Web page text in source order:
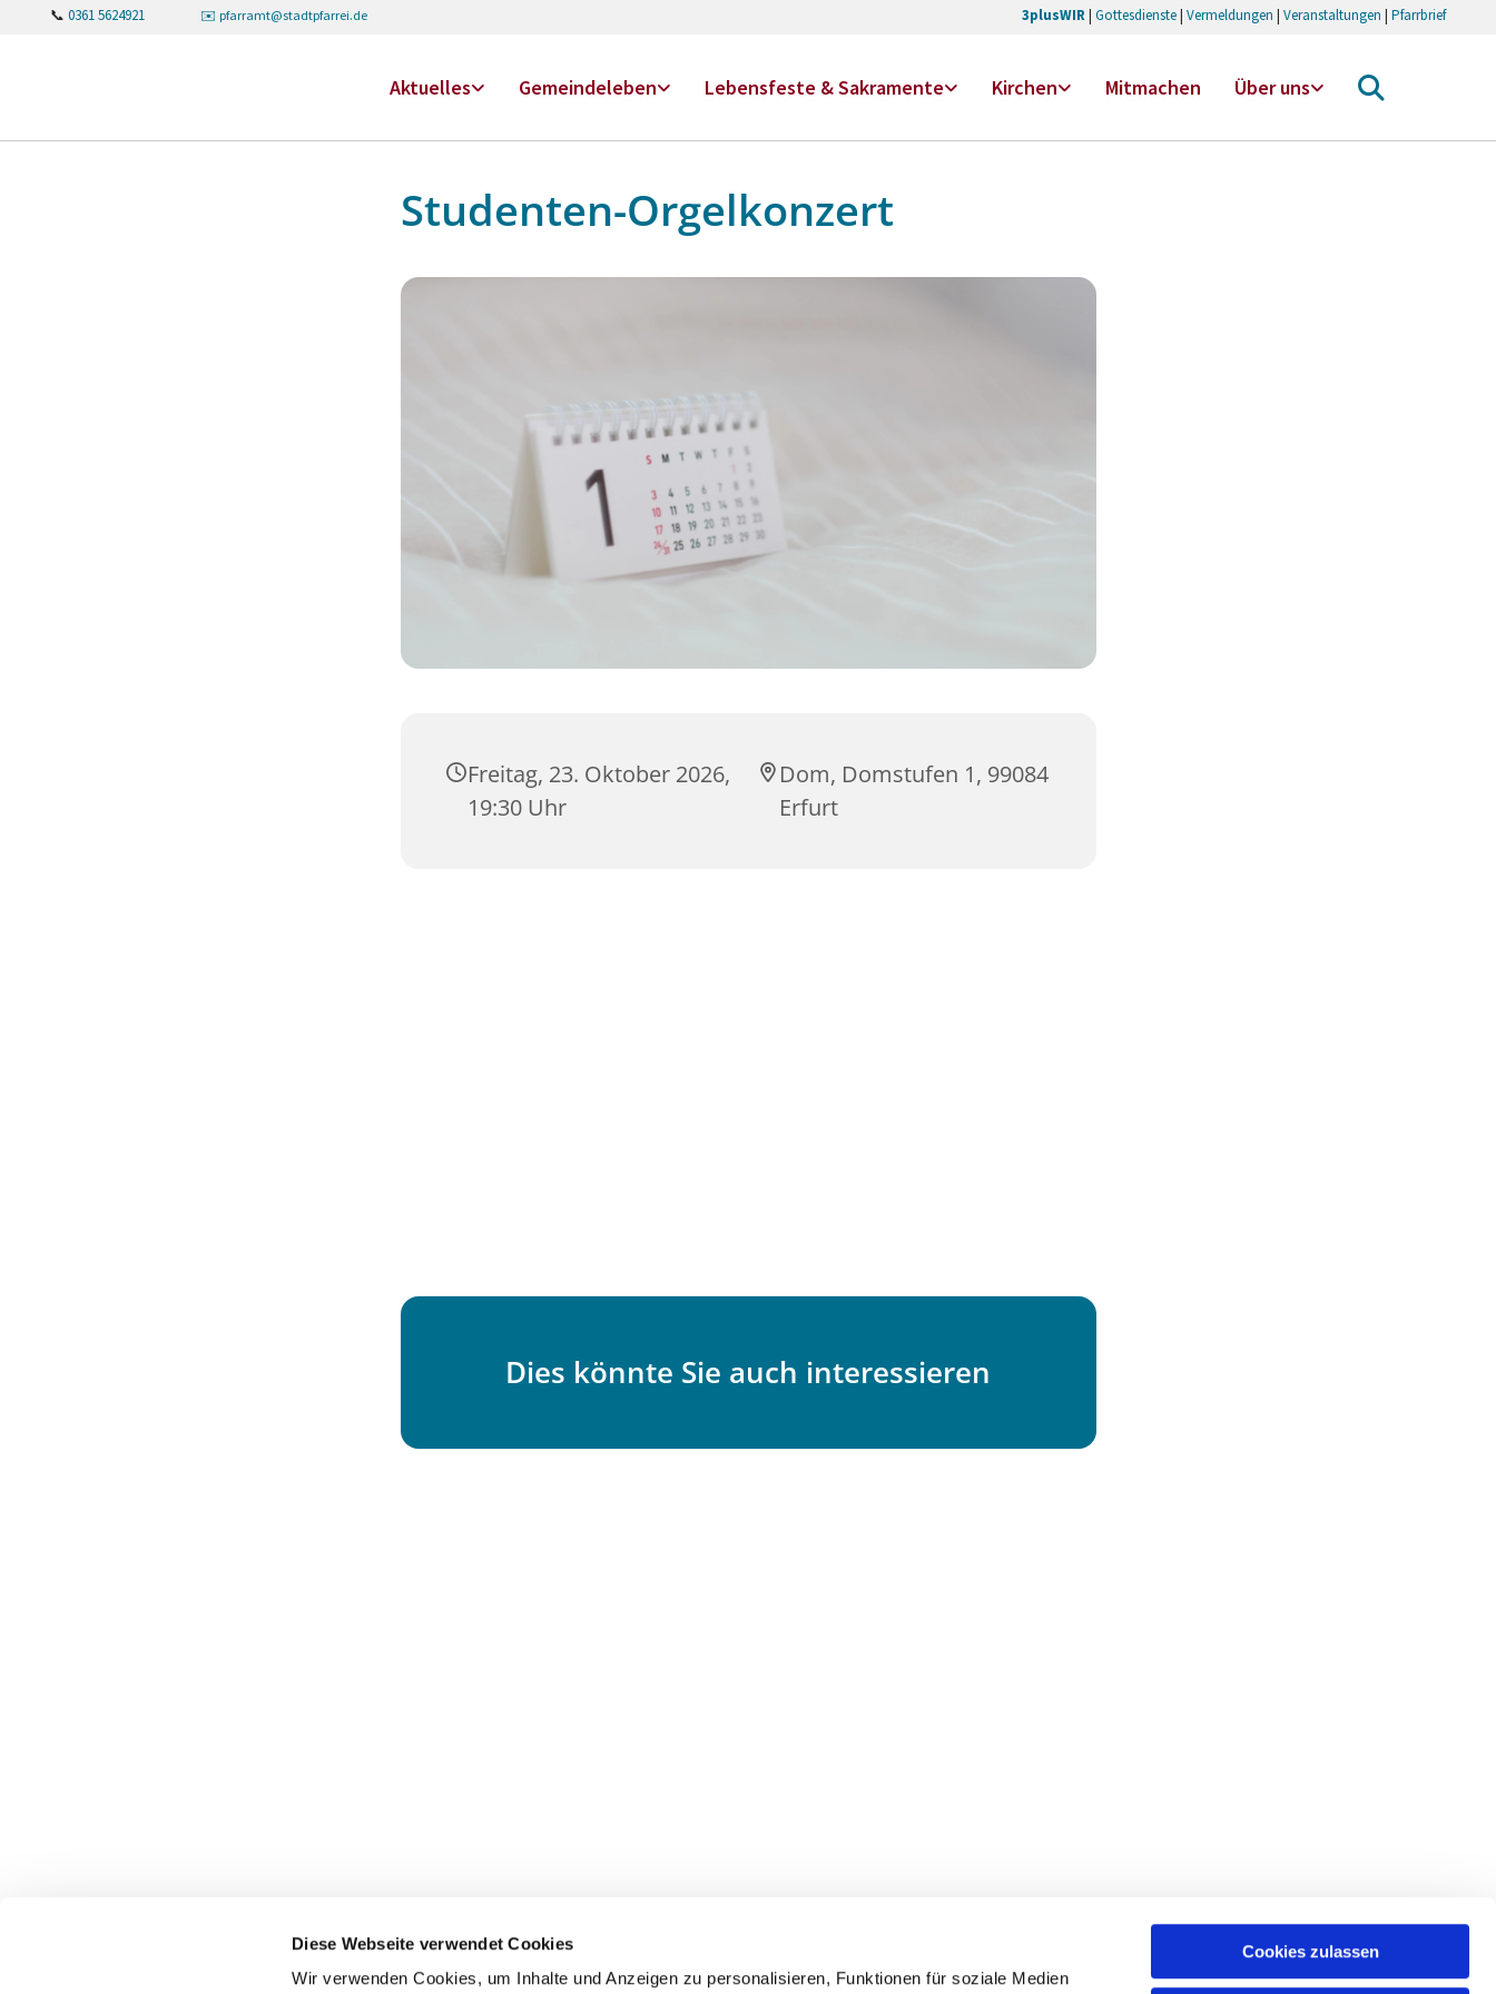
Diese Webseite verwendet Cookies
Wir verwenden Cookies, um Inhalte und Anzeigen zu personalisieren, Funktionen für soziale Medien
Cookies zulassen
📞 0361 5624921 ✉️ pfarramt@stadtpfarrei.de 3plusWIR| Gottesdienste| Vermeldungen | Veranstaltungen | Pfarrbrief
Aktuelles Gemeindeleben Lebensfeste & Sakramente Kirchen Mitmachen Über uns
Studenten-Orgelkonzert
Freitag, 23. Oktober 2026,
19:30 Uhr
Dom, Domstufen 1, 99084
Erfurt
Dies könnte Sie auch interessieren